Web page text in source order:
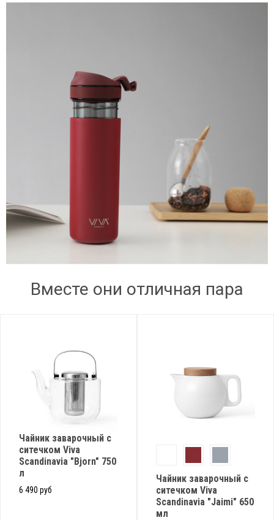
Вместе они отличная пара
Чайник заварочный с
ситечком Viva
Scandinavia "Bjorn" 750
л
6 490 руб
Чайник заварочный с
ситечком Viva
Scandinavia "Jaimi" 650
мл